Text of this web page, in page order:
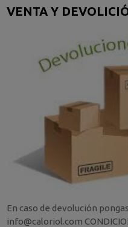
VENTA Y
En caso de devolución
info@caloriol.com